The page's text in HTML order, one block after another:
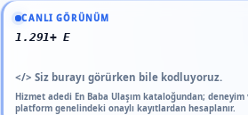
CANLI GÖRÜNÜM
91 platform genel
</> Siz burayı görürken bile kodluyoruz.
Hizmet adedi En Baba Ulaşım kataloğundan;
platform genelindeki onaylı kayıtlardan hesaplanır.
Güncel veriler: 1.291+ En Baba ağı hizmet